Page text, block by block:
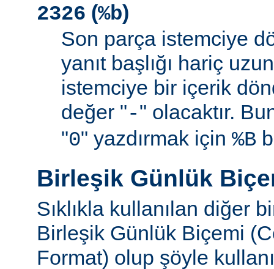
2326 (%b)
Son parça istemciye
yanıt başlığı hariç
istemciye bir içerik
değer "-" olacaktır.
"0" yazdırmak için %B
Birleşik Günlük
Sıklıkla kullanılan diğer
Birleşik Günlük Biçemi
Format) olup şöyle